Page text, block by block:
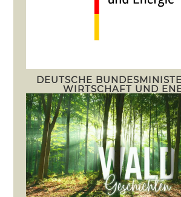
DEUTSCHE
WIRTSCHAFT UND